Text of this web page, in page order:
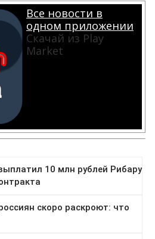
Все новости в
одном приложении
Скачай из Play
Market